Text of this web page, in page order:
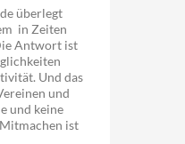
Luxusauto der Zukunft
überlegt
in Zeiten
Antwort ist
Und das
und
und keine
ist